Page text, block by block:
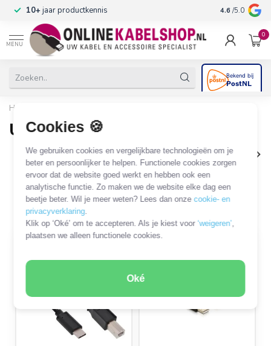
Cookies 🍪
We gebruiken cookies en vergelijkbare technologieën om je
beter en persoonlijker te helpen. Functionele cookies zorgen
ervoor dat de website goed werkt en hebben ook een
analytische functie. Zo maken we de website elke dag een
beetje beter. Wil je meer weten? Lees dan onzecookie- en
privacyverklaring.
Klik op ‘Oké’ om te accepteren. Als je kiest voor ‘weigeren’,
plaatsen we alleen functionele cookies.
Oké
Klantenbeoordeling9.2/10 Op
in huis
4.6 /5.0
MENU
0
Home
USB-B
USB-A - USB-B - USB2.0
USB-A - USB-B - USB3.0 (5
Gbps)
232 PRODUCTEN
Filters